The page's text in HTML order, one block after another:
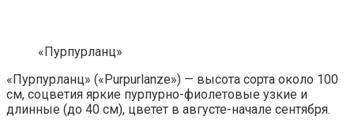
«Пурпурланц»
«Пурпурланц» («Purpurlanze») — высота сорта около 100
см, соцветия яркие пурпурно-фиолетовые узкие и
длинные (до 40 см), цветет в августе-начале сентября.